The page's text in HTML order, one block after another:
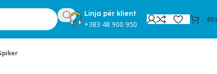
Linja për klient
+383 48 900 950
€